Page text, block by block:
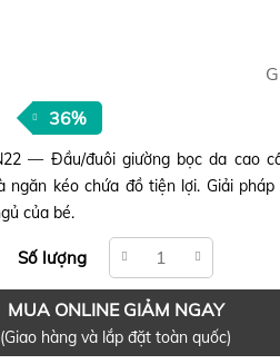
36%
— Đầu/đuôi giường bọc da cao
ngăn kéo chứa đồ tiện lợi. Giải
của bé.
Số lượng
MUA ONLINE GIẢM NGAY
(Giao hàng và lắp đặt toàn quốc)